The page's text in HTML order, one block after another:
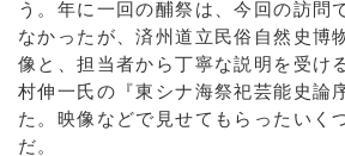
う。年に一回の酺祭は、今回の訪問
なかったが、済州道立民俗自然史博
像と、担当者から丁寧な説明を受け
村伸一氏の『東シナ海祭祀芸能史論
た。映像などで見せてもらったいく
だ。